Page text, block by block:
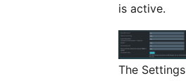
is active.
The Settings